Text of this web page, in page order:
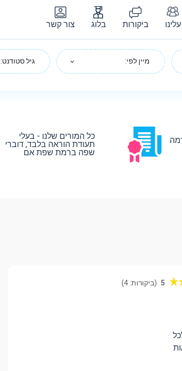
עלינו ביקורות בלוג צור קשר
מיין לפי: גיל סטודנט:
כל המורים שלנו - בעלי
תעודת הוראה בלבד, דוברי
שפה ברמת שפת אם
5 (ביקורות: 4)